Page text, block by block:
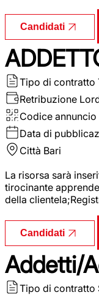
Candidati
Tipo di contratto
Retribuzione
Codice annuncio
Data di
Città Bari
La risorsa sarà
tirocinante
della
Candidati
Addetti/
Tipo di contratto